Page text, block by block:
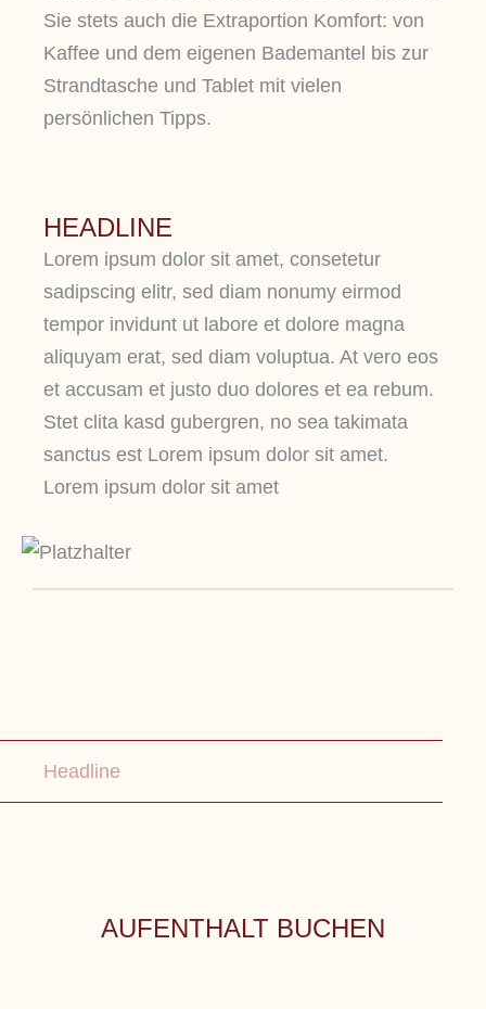
Sie stets auch die Extraportion Komfort: von
Kaffee und dem eigenen Bademantel bis zur
Strandtasche und Tablet mit vielen
persönlichen Tipps.
HEADLINE
Lorem ipsum dolor sit amet, consetetur
sadipscing elitr, sed diam nonumy eirmod
tempor invidunt ut labore et dolore magna
aliquyam erat, sed diam voluptua. At vero eos
et accusam et justo duo dolores et ea rebum.
Stet clita kasd gubergren, no sea takimata
sanctus est Lorem ipsum dolor sit amet.
Lorem ipsum dolor sit amet
Headline
AUFENTHALT BUCHEN